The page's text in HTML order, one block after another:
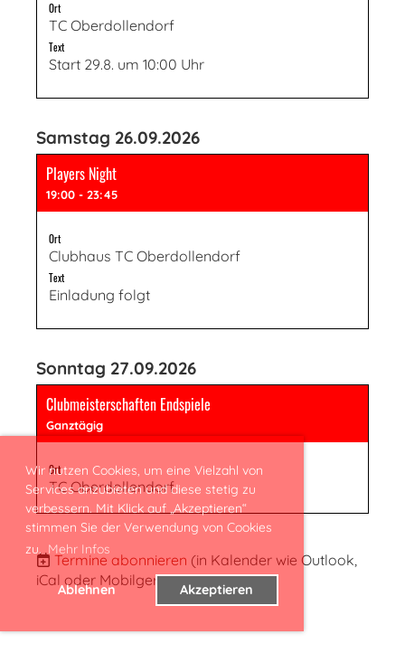
Wir nutzen Cookies, um eine Vielzahl von
Services anzubieten und diese stetig zu
verbessern. Mit Klick auf „Akzeptieren“
stimmen Sie der Verwendung von Cookies
zu. Mehr Infos
Ablehnen Akzeptieren
Ort
TC Oberdollendorf
Text
Start 29.8. um 10:00 Uhr
Samstag 26.09.2026
Players Night
19:00 - 23:45
Ort
Clubhaus TC Oberdollendorf
Text
Einladung folgt
Sonntag 27.09.2026
Clubmeisterschaften Endspiele
Ganztägig
Ort
TC Oberdollendorf
Termine abonnieren (in Kalender wie Outlook,
iCal oder Mobilgeräte hinzufügen)